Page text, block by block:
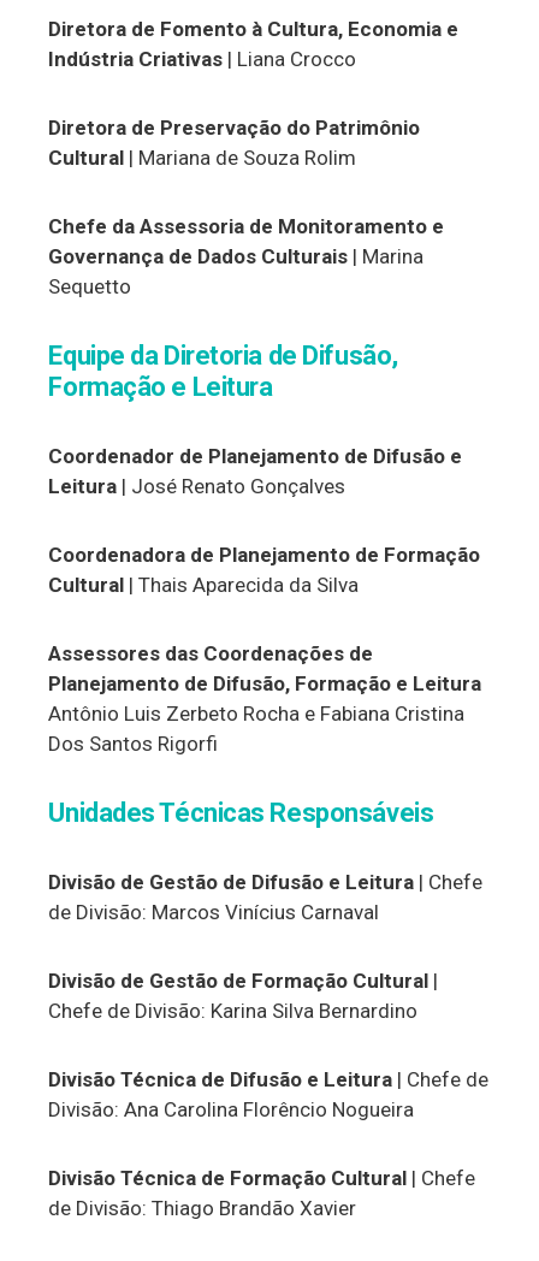
Diretora de Fomento à Cultura, Economia e
Indústria Criativas | Liana Crocco
Diretora de Preservação do Patrimônio
Cultural | Mariana de Souza Rolim
Chefe da Assessoria de Monitoramento e
Governança de Dados Culturais | Marina
Sequetto
Equipe da Diretoria de Difusão,
Formação e Leitura
Coordenador de Planejamento de Difusão e
Leitura | José Renato Gonçalves
Coordenadora de Planejamento de Formação
Cultural | Thais Aparecida da Silva
Assessores das Coordenações de
Planejamento de Difusão, Formação e Leitura
Antônio Luis Zerbeto Rocha e Fabiana Cristina
Dos Santos Rigorfi
Unidades Técnicas Responsáveis
Divisão de Gestão de Difusão e Leitura | Chefe
de Divisão: Marcos Vinícius Carnaval
Divisão de Gestão de Formação Cultural |
Chefe de Divisão: Karina Silva Bernardino
Divisão Técnica de Difusão e Leitura | Chefe de
Divisão: Ana Carolina Florêncio Nogueira
Divisão Técnica de Formação Cultural | Chefe
de Divisão: Thiago Brandão Xavier